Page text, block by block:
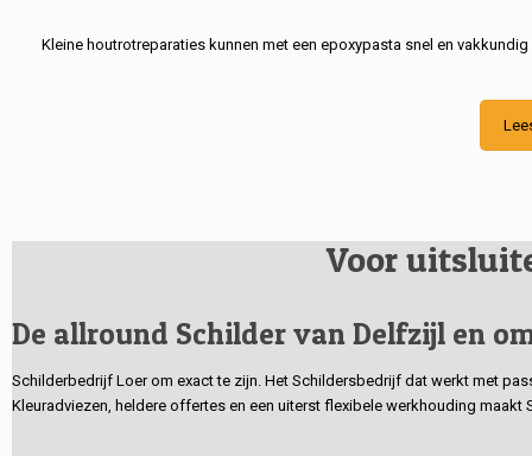
Kleine houtrotreparaties kunnen met een epoxypasta snel en
Voor
De allround Schilder van Delfzijl en
Schilderbedrijf Loer om exact te zijn. Het Schildersbedrijf dat werkt met
Kleuradviezen, heldere offertes en een uiterst flexibele werkhouding